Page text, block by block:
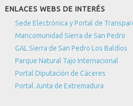
ENLACES WEBS DE INTERÉS
Sede Electrónica y Portal de
Mancomunidad Sierra de San Pedro
GAL Sierra de San Pedro Los Baldíos
Parque Natural Tajo Internacional
Portal Diputación de Cáceres
Portal Junta de Extremadura